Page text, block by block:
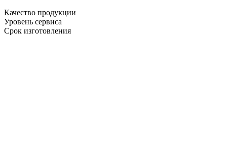
Качество продукции
Уровень сервиса
Срок изготовления